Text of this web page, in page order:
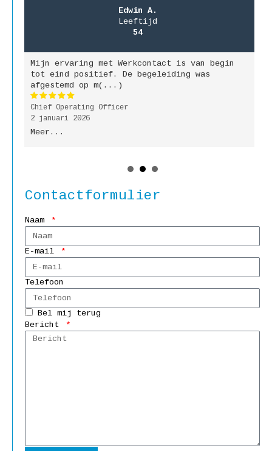
Edwin A.
Leeftijd
54
Mijn ervaring met Werkcontact is van begin
tot eind positief. De begeleiding was
afgestemd op m(...)
Chief Operating Officer
2 januari 2026
Meer...
Contactformulier
Naam
E-mail
Telefoon
Bel mij terug
Bericht